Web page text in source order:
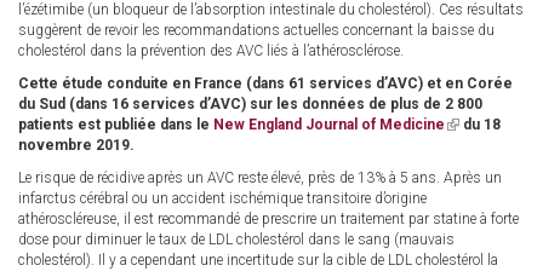
l’ézétimibe (un bloqueur de l’absorption intestinale du cholestérol). Ces résultats
suggèrent de revoir les recommandations actuelles concernant la baisse du
cholestérol dans la prévention des AVC liés à l’athérosclérose.
Cette étude conduite en France (dans 61 services d’AVC) et en Corée
du Sud (dans 16 services d’AVC) sur les données de plus de 2 800
patients est publiée dans le New England Journal of Medicine (linkdu 18
novembre 2019.
Le risque de récidive après un AVC reste élevé, près de 13% à 5 ans. Après un
infarctus cérébral ou un accident ischémique transitoire d’origine
athéroscléreuse, il est recommandé de prescrire un traitement par statine à forte
dose pour diminuer le taux de LDL cholestérol dans le sang (mauvais
cholestérol). Il y a cependant une incertitude sur la cible de LDL cholestérol la